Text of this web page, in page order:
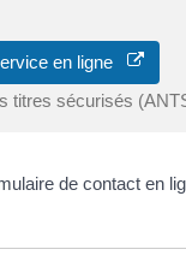
en ligne
titres sécurisés
de contact en